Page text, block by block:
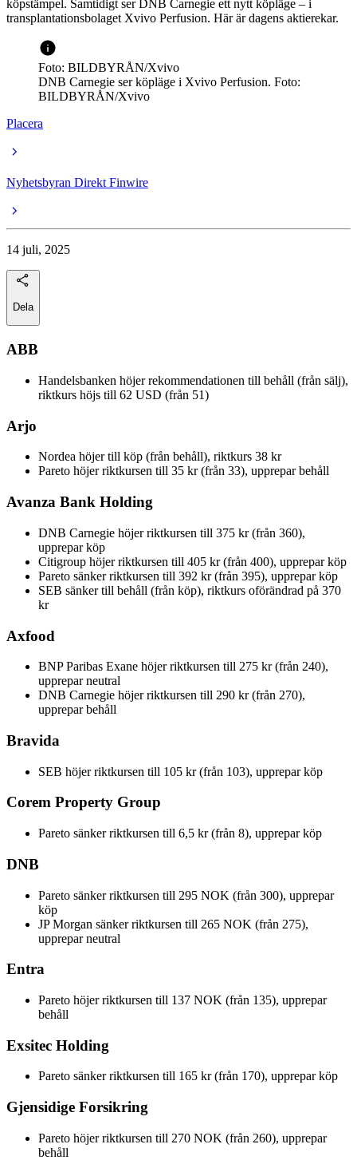
köpstämpel. Samtidigt ser DNB Carnegie ett nytt köpläge – i
transplantationsbolaget Xvivo Perfusion. Här är dagens aktierekar.
Foto: BILDBYRÅN/Xvivo
DNB Carnegie ser köpläge i Xvivo Perfusion. Foto:
BILDBYRÅN/Xvivo
Placera
Nyhetsbyran Direkt Finwire
14 juli, 2025
Dela
ABB
Handelsbanken höjer rekommendationen till behåll (från sälj),
riktkurs höjs till 62 USD (från 51)
Arjo
Nordea höjer till köp (från behåll), riktkurs 38 kr
Pareto höjer riktkursen till 35 kr (från 33), upprepar behåll
Avanza Bank Holding
DNB Carnegie höjer riktkursen till 375 kr (från 360),
upprepar köp
Citigroup höjer riktkursen till 405 kr (från 400), upprepar köp
Pareto sänker riktkursen till 392 kr (från 395), upprepar köp
SEB sänker till behåll (från köp), riktkurs oförändrad på 370
kr
Axfood
BNP Paribas Exane höjer riktkursen till 275 kr (från 240),
upprepar neutral
DNB Carnegie höjer riktkursen till 290 kr (från 270),
upprepar behåll
Bravida
SEB höjer riktkursen till 105 kr (från 103), upprepar köp
Corem Property Group
Pareto sänker riktkursen till 6,5 kr (från 8), upprepar köp
DNB
Pareto sänker riktkursen till 295 NOK (från 300), upprepar
köp
JP Morgan sänker riktkursen till 265 NOK (från 275),
upprepar neutral
Entra
Pareto höjer riktkursen till 137 NOK (från 135), upprepar
behåll
Exsitec Holding
Pareto sänker riktkursen till 165 kr (från 170), upprepar köp
Gjensidige Forsikring
Pareto höjer riktkursen till 270 NOK (från 260), upprepar
behåll